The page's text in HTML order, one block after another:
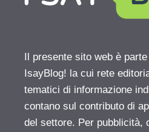
Il presente sito web è
IsayBlog! la cui rete
tematici di informazione
contano sul contributo di
del settore. Per pubblicità,